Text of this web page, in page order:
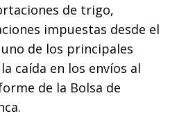
de trigo,
impuestas desde el
de los principales
caída en los envíos al
de la Bolsa de